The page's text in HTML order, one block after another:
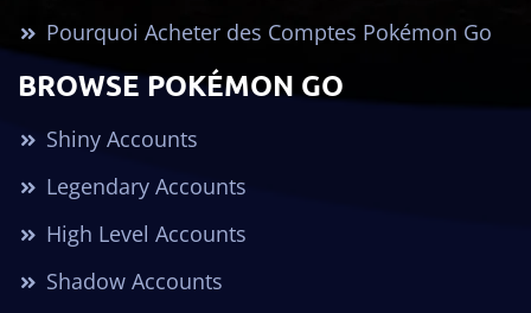
Pourquoi Acheter des Comptes Pokémon Go
BROWSE POKÉMON GO
Shiny Accounts
Legendary Accounts
High Level Accounts
Shadow Accounts